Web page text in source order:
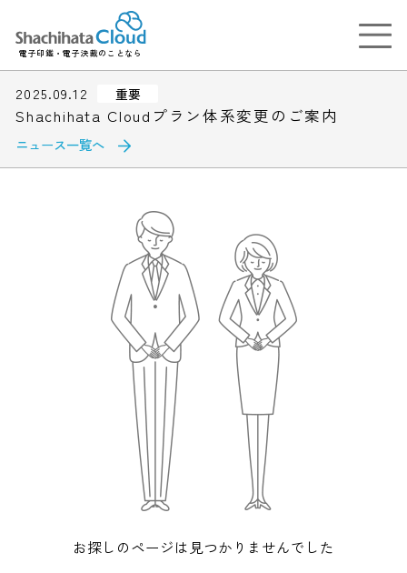
電子印鑑・電子決裁のことなら
2025.09.12 重要
Shachihata Cloudプラン体系変更のご案内
ニュース一覧へ
お探しのページは見つかりませんでした